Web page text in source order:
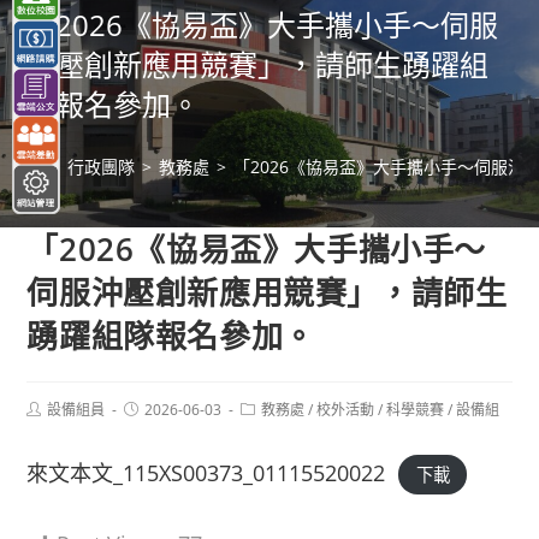
容 「2026《協易盃》大手攜小手～伺服
沖壓創新應用競賽」，請師生踴躍組
隊報名參加。
> 行政團隊 > 教務處 > 「2026《協易盃》大手攜小手～伺服沖
「2026《協易盃》大手攜小手～
伺服沖壓創新應用競賽」，請師生
踴躍組隊報名參加。
Post設備組員
Post2026-06-03
Post教務處 / 校外活動 / 科學競賽 / 設備組
來文本文_115XS00373_01115520022 下載